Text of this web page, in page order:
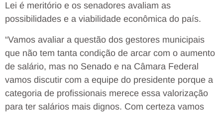
Lei é meritório e os senadores avaliam as
possibilidades e a viabilidade econômica do país.
“Vamos avaliar a questão dos gestores municipais
que não tem tanta condição de arcar com o aumento
de salário, mas no Senado e na Câmara Federal
vamos discutir com a equipe do presidente porque a
categoria de profissionais merece essa valorização
para ter salários mais dignos. Com certeza vamos